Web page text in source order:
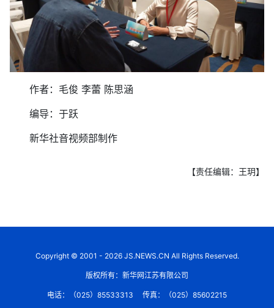
作者：毛俊 李蕾 陈思涵
编导：于跃
新华社音视频部制作
【责任编辑：王玥】
Copyright © 2001 - 2026 JS.NEWS.CN All Rights Reserved.
版权所有：新华网江苏有限公司
电话：（025）85533313 传真：（025）85602215